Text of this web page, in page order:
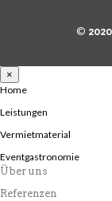
©
×
Home
Leistungen
Vermietmaterial
Eventgastronomie
Über uns
Referenzen